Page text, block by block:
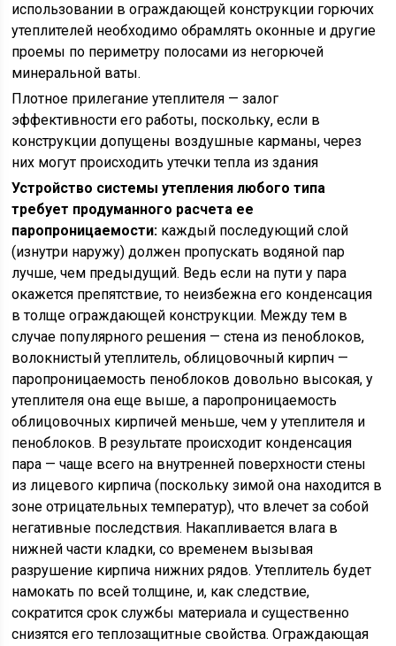
использовании в ограждающей конструкции горючих
утеплителей необходимо обрамлять оконные и другие
проемы по периметру полосами из негорючей
минеральной ваты.
Плотное прилегание утеплителя — залог
эффективности его работы, поскольку, если в
конструкции допущены воздушные карманы, через
них могут происходить утечки тепла из здания
Устройство системы утепления любого типа
требует продуманного расчета ее
паропроницаемости: каждый последующий слой
(изнутри наружу) должен пропускать водяной пар
лучше, чем предыдущий. Ведь если на пути у пара
окажется препятствие, то неизбежна его конденсация
в толще ограждающей конструкции. Между тем в
случае популярного решения — стена из пеноблоков,
волокнистый утеплитель, облицовочный кирпич —
паропроницаемость пеноблоков довольно высокая, у
утеплителя она еще выше, а паропроницаемость
облицовочных кирпичей меньше, чем у утеплителя и
пеноблоков. В результате происходит конденсация
пара — чаще всего на внутренней поверхности стены
из лицевого кирпича (поскольку зимой она находится в
зоне отрицательных температур), что влечет за собой
негативные последствия. Накапливается влага в
нижней части кладки, со временем вызывая
разрушение кирпича нижних рядов. Утеплитель будет
намокать по всей толщине, и, как следствие,
сократится срок службы материала и существенно
снизятся его теплозащитные свойства. Ограждающая